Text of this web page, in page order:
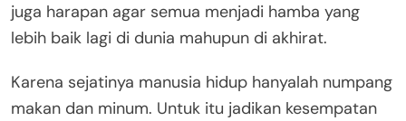
juga harapan agar semua menjadi hamba yang
lebih baik lagi di dunia mahupun di akhirat.
Karena sejatinya manusia hidup hanyalah numpang
makan dan minum. Untuk itu jadikan kesempatan